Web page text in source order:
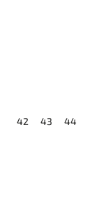
42 43
44